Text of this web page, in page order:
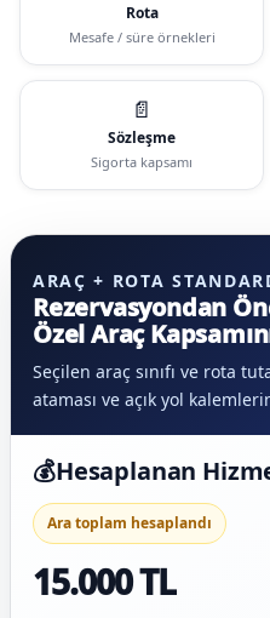
Rota
Mesafe / süre örnekleri
📄
Sözleşme
Sigorta kapsamı
ARAÇ + ROTA
Rezervasyondan
Özel Araç
Seçilen araç sınıfı ve rota
ataması ve açık yol
💰Hesaplanan
Ara toplam hesaplandı
15.000 TL